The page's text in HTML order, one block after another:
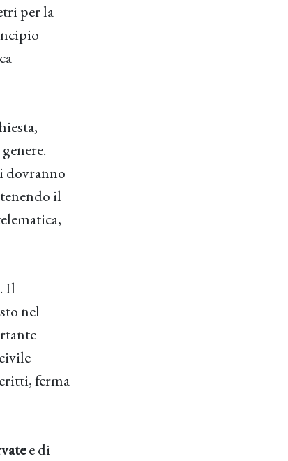
per la
dovranno
il
Il
nel
ferma
e di